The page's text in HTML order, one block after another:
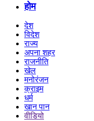
होम
देश
विदेश
राज्य
अपना शहर
राजनीति
खेल
मनोरंजन
क्राइम
धर्म
खान पान
वीडियो